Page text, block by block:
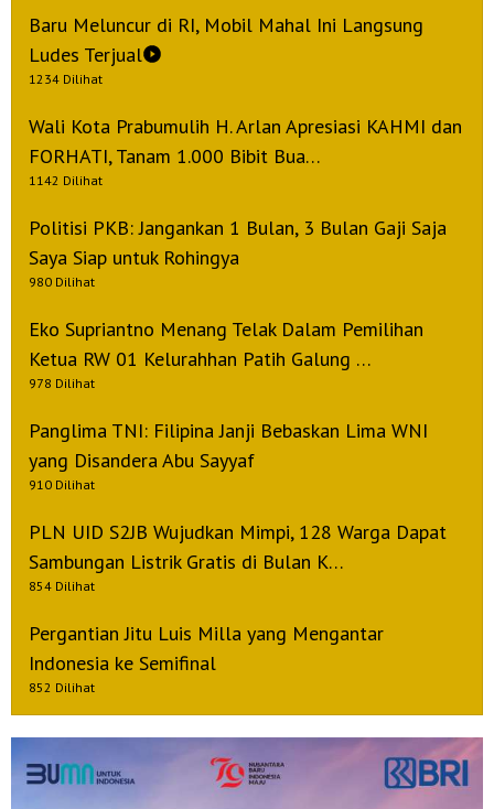
Baru Meluncur di RI, Mobil Mahal Ini Langsung
Ludes Terjual
1234 Dilihat
Wali Kota Prabumulih H. Arlan Apresiasi KAHMI dan
FORHATI, Tanam 1.000 Bibit Bua…
1142 Dilihat
Politisi PKB: Jangankan 1 Bulan, 3 Bulan Gaji Saja
Saya Siap untuk Rohingya
980 Dilihat
Eko Supriantno Menang Telak Dalam Pemilihan
Ketua RW 01 Kelurahhan Patih Galung …
978 Dilihat
Panglima TNI: Filipina Janji Bebaskan Lima WNI
yang Disandera Abu Sayyaf
910 Dilihat
PLN UID S2JB Wujudkan Mimpi, 128 Warga Dapat
Sambungan Listrik Gratis di Bulan K…
854 Dilihat
Pergantian Jitu Luis Milla yang Mengantar
Indonesia ke Semifinal
852 Dilihat